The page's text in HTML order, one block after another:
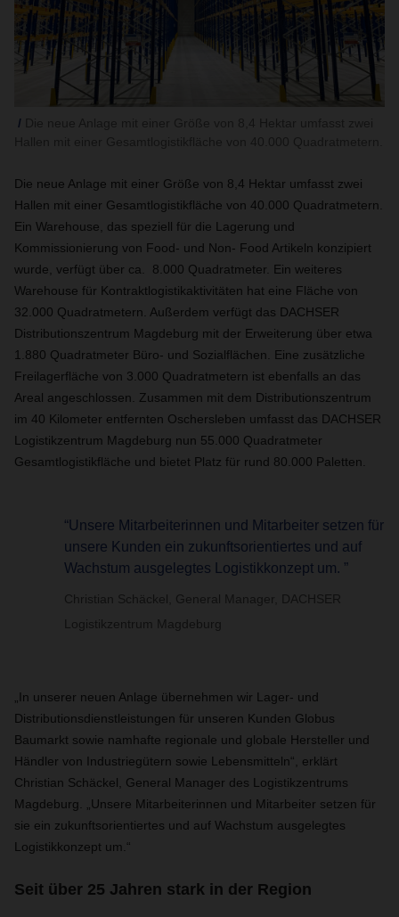
Die neue Anlage mit einer Größe von 8,4 Hektar umfasst zwei
Hallen mit einer Gesamtlogistikfläche von 40.000 Quadratmetern.
Ein Warehouse, das speziell für die Lagerung und
Kommissionierung von Food- und Non- Food Artikeln konzipiert
wurde, verfügt über ca. 8.000 Quadratmeter. Ein weiteres
Warehouse für Kontraktlogistikaktivitäten hat eine Fläche von
32.000 Quadratmetern. Außerdem verfügt das DACHSER
Distributionszentrum Magdeburg mit der Erweiterung über etwa
1.880 Quadratmeter Büro- und Sozialflächen. Eine zusätzliche
Freilagerfläche von 3.000 Quadratmetern ist ebenfalls an das
Areal angeschlossen. Zusammen mit dem Distributionszentrum
im 40 Kilometer entfernten Oschersleben umfasst das DACHSER
Logistikzentrum Magdeburg nun 55.000 Quadratmeter
Gesamtlogistikfläche und bietet Platz für rund 80.000 Paletten.
“Unsere Mitarbeiterinnen und Mitarbeiter setzen für
unsere Kunden ein zukunftsorientiertes und auf
Wachstum ausgelegtes Logistikkonzept um. ”
Christian Schäckel, General Manager, DACHSER
Logistikzentrum Magdeburg
„In unserer neuen Anlage übernehmen wir Lager- und
Distributionsdienstleistungen für unseren Kunden Globus
Baumarkt sowie namhafte regionale und globale Hersteller und
Händler von Industriegütern sowie Lebensmitteln“, erklärt
Christian Schäckel, General Manager des Logistikzentrums
Magdeburg. „Unsere Mitarbeiterinnen und Mitarbeiter setzen für
sie ein zukunftsorientiertes und auf Wachstum ausgelegtes
Logistikkonzept um.“
Seit über 25 Jahren stark in der Region